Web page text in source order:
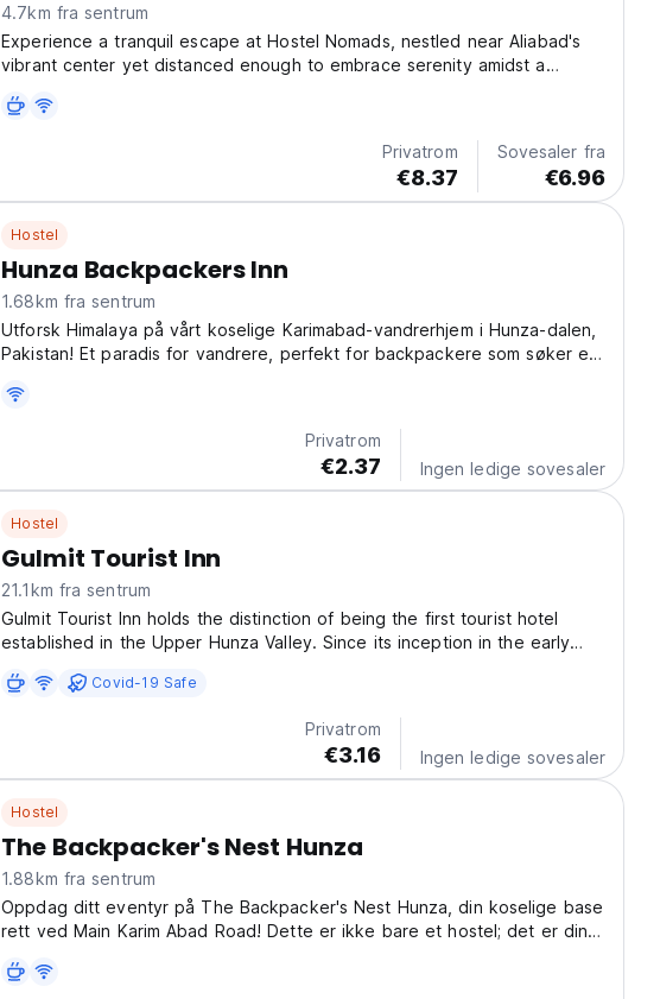
4.7km fra sentrum
Experience a tranquil escape at Hostel Nomads, nestled near Aliabad's
vibrant center yet distanced enough to embrace serenity amidst a
peaceful ambiance of our garden oasis, where the local...
Privatrom
€8.37
Sovesaler fra
€6.96
Hostel
Hunza Backpackers Inn
1.68km fra sentrum
Utforsk Himalaya på vårt koselige Karimabad-vandrerhjem i Hunza-dalen,
Pakistan! Et paradis for vandrere, perfekt for backpackere som søker et
Privatrom
€2.37 Ingen ledige sovesaler
Hostel
Gulmit Tourist Inn
21.1km fra sentrum
Gulmit Tourist Inn holds the distinction of being the first tourist hotel
established in the Upper Hunza Valley. Since its inception in the early
services to international, domestic,...
Covid-19 Safe
Privatrom
€3.16 Ingen ledige sovesaler
Hostel
The Backpacker's Nest Hunza
1.88km fra sentrum
Oppdag ditt eventyr på The Backpacker's Nest Hunza, din koselige base
rett ved Main Karim Abad Road! Dette er ikke bare et hostel; det er din
Se for deg å våkne opp til en fantastisk...